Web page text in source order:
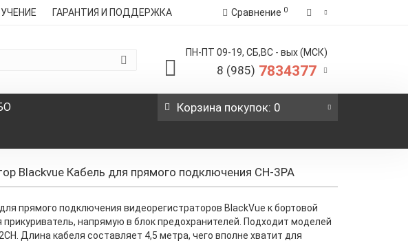
ГАРАНТИЯ И ПОДДЕРЖКА Сравнение 0
ПН-ПТ 09-19, СБ,ВС - вых (МСК)
8 (985) 7834377
Корзинапокупок: 0
Blackvue Кабель для прямого подключения CH-3PA
прямого подключения видеорегистраторов BlackVue к бортовой
напрямую в блок предохранителей. Подходит моделей
2CH. Длина кабеля составляет 4,5 метра, чего вполне хватит для